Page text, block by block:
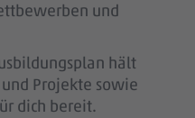
und
hält
Projekte sowie
dich bereit.